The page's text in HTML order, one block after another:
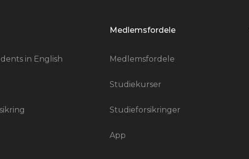
in English
Medlemsfordele
Medlemsfordele
Studiekurser
Studieforsikringer
App